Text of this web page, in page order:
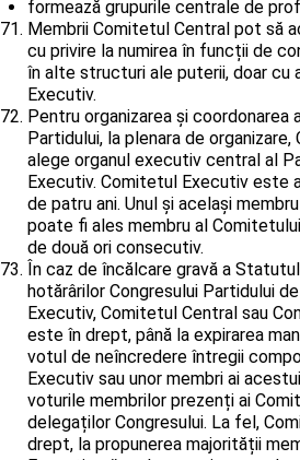
formează grupurile centrale de
Membrii Comitetul Central pot să
cu privire la numirea în funcții de
în alte structuri ale puterii, doar cu
Executiv.
Pentru organizarea și
Partidului, la plenara de
alege organul executiv central al
Executiv. Comitetul Executiv este
de patru ani. Unul și același
poate fi ales membru al
de două ori consecutiv.
În caz de încălcare gravă a
hotărârilor Congresului Partidului
Executiv, Comitetul Central sau
este în drept, până la expirarea
votul de neîncredere întregii
Executiv sau unor membri ai
voturile membrilor prezenți ai
delegaților Congresului. La fel,
drept, la propunerea majorității